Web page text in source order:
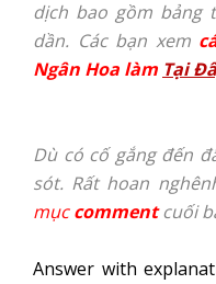
dịch bao gồm bảng
dần. Các bạn xem
Ngân Hoa làm Tại
Dù có cố gắng đến
sót. Rất hoan
mụccommentcuối
Answer with